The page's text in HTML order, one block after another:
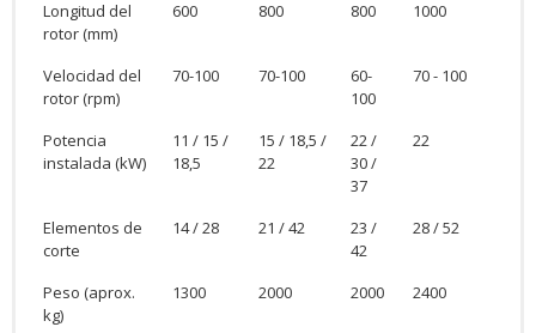
Longitud del
rotor (mm)
600 800 800 1000
Velocidad del
rotor (rpm)
70-100 70-100
60-
100
70 - 100
Potencia
instalada (kW)
11 / 15 /
18,5
15 / 18,5 /
22
22 /
30 /
37
22
Elementos de
corte
14 / 28 21 / 42
23 /
42
28 / 52
Peso (aprox.
kg)
1300 2000 2000 2400